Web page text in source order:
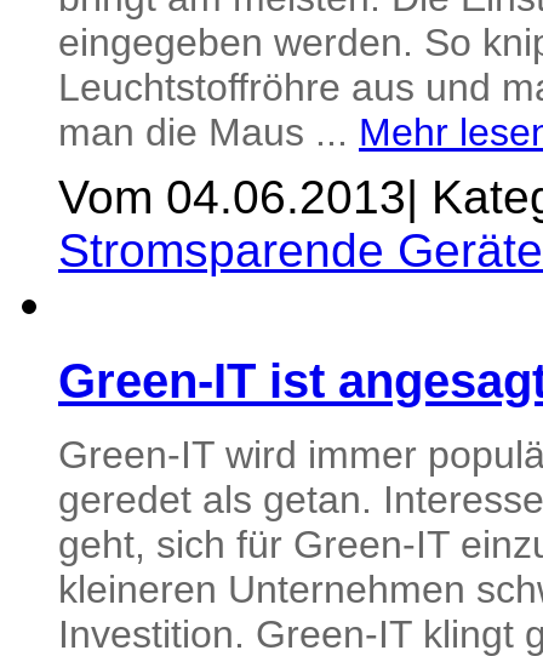
eingegeben werden. So
Leuchtstoffröhre aus und
man die Maus ... Mehr
Vom 04.06.2013|
Stromsparende Geräte
Green-IT ist
Green-IT wird immer
geredet als getan.
geht, sich für Green-IT
kleineren Unternehmen
Investition. Green-IT klingt